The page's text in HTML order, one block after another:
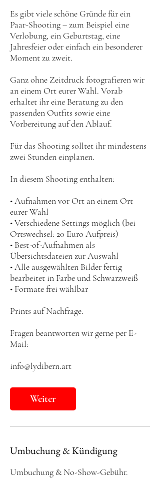
Es gibt viele schöne Gründe für ein
Paar-Shooting – zum Beispiel eine
Verlobung, ein Geburtstag, eine
Jahresfeier oder einfach ein besonderer
Moment zu zweit.
Ganz ohne Zeitdruck fotografieren wir
an einem Ort eurer Wahl. Vorab
erhaltet ihr eine Beratung zu den
passenden Outfits sowie eine
Vorbereitung auf den Ablauf.
Für das Shooting solltet ihr mindestens
zwei Stunden einplanen.
In diesem Shooting enthalten:
• Aufnahmen vor Ort an einem Ort
eurer Wahl
• Verschiedene Settings möglich (bei
Ortswechsel: 20 Euro Aufpreis)
• Best-of-Aufnahmen als
Übersichtsdateien zur Auswahl
• Alle ausgewählten Bilder fertig
bearbeitet in Farbe und Schwarzweiß
• Formate frei wählbar
Prints auf Nachfrage.
Fragen beantworten wir gerne per E-
Mail:
info@lydibern.art
Weiter
Umbuchung & Kündigung
Umbuchung & No-Show-Gebühr.